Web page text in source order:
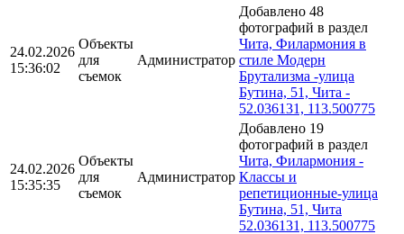
24.02.2026
15:36:02
Объекты
для
съемок
Администратор
Добавлено 48
фотографий в раздел
Чита, Филармония в
стиле Модерн
Брутализма -улица
Бутина, 51, Чита -
52.036131, 113.500775
24.02.2026
15:35:35
Объекты
для
съемок
Администратор
Добавлено 19
фотографий в раздел
Чита, Филармония -
Классы и
репетиционные-улица
Бутина, 51, Чита
52.036131, 113.500775